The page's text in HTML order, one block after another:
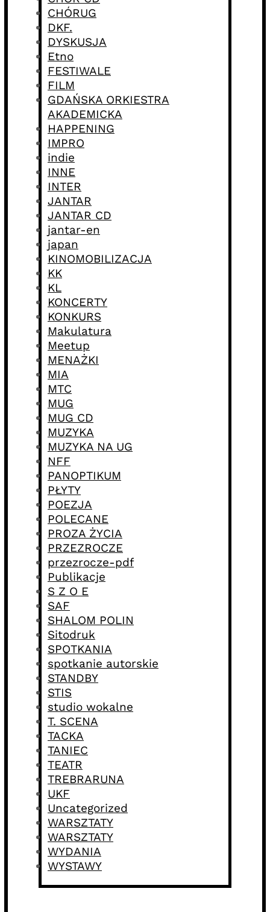
CHÓRUG
DKF.
DYSKUSJA
Etno
FESTIWALE
FILM
GDAŃSKA ORKIESTRA
AKADEMICKA
HAPPENING
IMPRO
indie
INNE
INTER
JANTAR
JANTAR CD
jantar-en
japan
KINOMOBILIZACJA
KK
KL
KONCERTY
KONKURS
Makulatura
Meetup
MENAŻKI
MIA
MTC
MUG
MUG CD
MUZYKA
MUZYKA NA UG
NFF
PANOPTIKUM
PŁYTY
POEZJA
POLECANE
PROZA ŻYCIA
PRZEZROCZE
przezrocze-pdf
Publikacje
S Z O E
SAF
SHALOM POLIN
Sitodruk
SPOTKANIA
spotkanie autorskie
STANDBY
STIS
studio wokalne
T. SCENA
TACKA
TANIEC
TEATR
TREBRARUNA
UKF
Uncategorized
WARSZTATY
WARSZTATY
WYDANIA
WYSTAWY